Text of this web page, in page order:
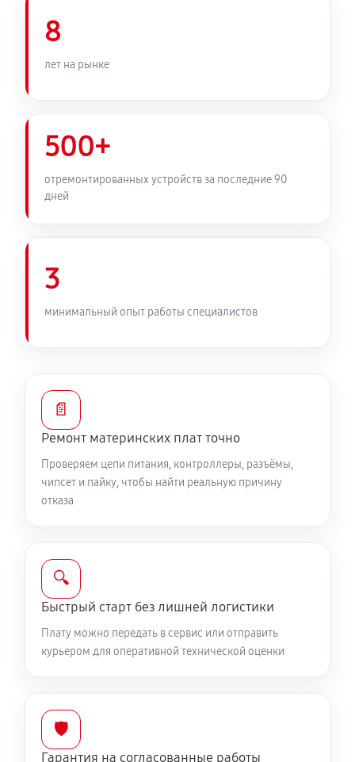
8
лет на рынке
500+
отремонтированных устройств за последние 90
дней
3
минимальный опыт работы специалистов
📄
Ремонт материнских плат точно
Проверяем цепи питания, контроллеры, разъёмы,
чипсет и пайку, чтобы найти реальную причину
отказа
🔍
Быстрый старт без лишней логистики
Плату можно передать в сервис или отправить
курьером для оперативной технической оценки
🛡️
Гарантия на согласованные работы